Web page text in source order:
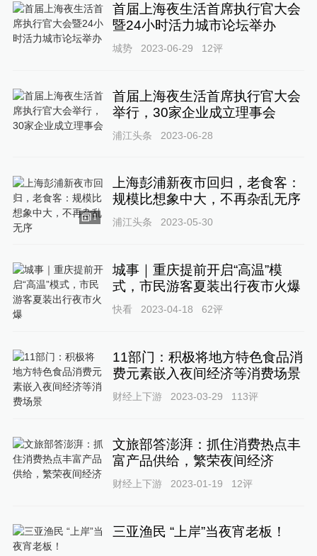
首届上海夜生活首席执行官大会
暨24小时活力城市论坛举办
城势 2023-06-29 12评
首届上海夜生活首席执行官大会
举行，30家企业成立理事会
浦江头条 2023-06-28
1
上海彭浦新夜市回归，老食客：
规模比想象中大，不再杂乱无序
浦江头条 2023-05-30
城事｜重庆提前开启“高温”模
式，市民游客夏装出行夜市火爆
快看 2023-04-18 62评
11部门：积极将地方特色食品消
费元素嵌入夜间经济等消费场景
财经上下游 2023-03-29 113评
文旅部答澎湃：抓住消费热点丰
富产品供给，繁荣夜间经济
财经上下游 2023-01-19 12评
三亚渔民 “上岸”当夜宵老板！